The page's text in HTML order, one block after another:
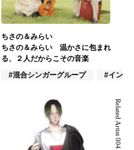
#J-POP
ちさの＆みらい
ちさの＆みらい 温かさに包まれ
る、２人だからこその音楽
#混合シンガーグループ
#インデ
Related Artist 004